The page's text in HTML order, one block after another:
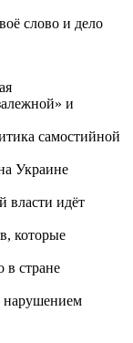
слово и дело
и
самостийной
Украине
власти идёт
которые
в стране
нарушением